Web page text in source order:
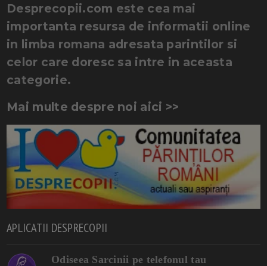
Desprecopii.com este cea mai
importanta resursa de informatii online
in limba romana adresata parintilor si
celor care doresc sa intre in aceasta
categorie.
Mai multe despre noi aici >>
APLICATII DESPRECOPII
Odiseea Sarcinii pe telefonul tau